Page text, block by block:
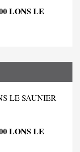
LONS LE
LE SAUNIER
LONS LE